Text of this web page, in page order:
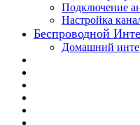
Подключение
Настройка
Беспроводной
Домашний